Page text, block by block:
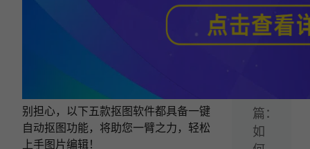
别担心，以下五款抠图软件都具备一键
自动抠图功能，将助您一臂之力，轻松
上手图片编辑！
印
软
篇：
如